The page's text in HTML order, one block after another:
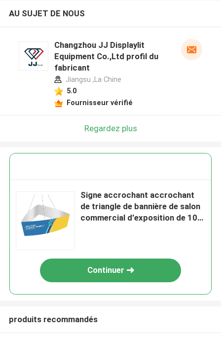
AU SUJET DE NOUS
Changzhou JJ Displaylit
Equipment Co.,Ltd profil du
fabricant
Jiangsu ,La Chine
5.0
Fournisseur vérifié
Regardez plus
Signe accrochant accrochant
de triangle de bannière de salon
commercial d'exposition de 10ft
Continuer
produits recommandés